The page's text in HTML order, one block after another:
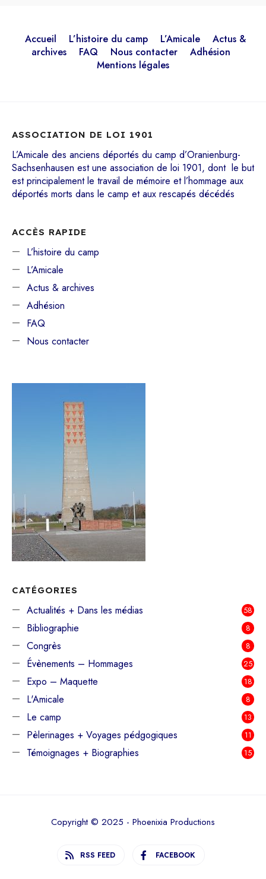
Accueil L’histoire du camp L’Amicale
Actus &
archives
FAQ Nous contacter
Adhésion
Mentions légales
ASSOCIATION DE LOI 1901
L’Amicale des anciens déportés du camp d’Oranienburg-
Sachsenhausen est une association de loi 1901, dont le but
est principalement le travail de mémoire et l’hommage aux
déportés morts dans le camp et aux rescapés décédés
ACCÈS RAPIDE
L’histoire du camp
L’Amicale
Actus & archives
Adhésion
FAQ
Nous contacter
CATÉGORIES
Actualités + Dans les médias 58
Bibliographie 8
Congrès 8
Évènements – Hommages 25
Expo – Maquette 18
L'Amicale 8
Le camp 13
Pèlerinages + Voyages pédgogiques 11
Témoignages + Biographies 15
Copyright © 2025 - Phoenixia Productions
RSS FEED FACEBOOK